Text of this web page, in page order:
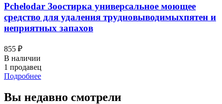
Pchelodar Зоостирка универсальное моющее
средство для удаления трудновыводимыхпятен и
неприятных запахов
855 ₽
В наличии
1 продавец
Подробнее
Вы недавно смотрели